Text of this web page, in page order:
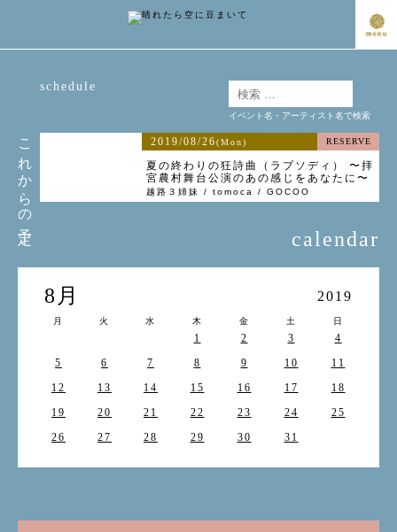
これからの予定
schedule
2019/08/26(Mon) RESERVE
夏の終わりの狂詩曲（ラプソディ） 〜拝
宮農村舞台公演のあの感じをあなたに〜
越路３姉妹 / tomoca / GOCOO
calendar
8月 2019
月 火 水 木 金 土 日
1 2 3
4
5
6 7 8 9 10
11
12
13 14 15 16 17
18
19
20 21 22 23 24
25
26
27 28 29 30 31
イベント名・アーティスト名で検索